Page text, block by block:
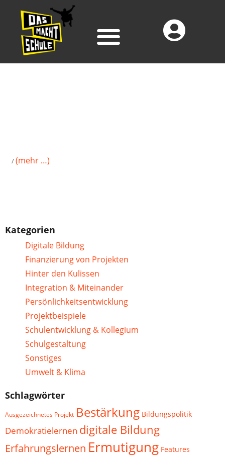
/(mehr …)
Kategorien
Digitale Bildung
Finanzierung von Projekten
Hinter den Kulissen
Integration & Miteinander
Persönlichkeitsentwicklung
Projektbeispiele
Schulentwicklung & Kollegium
Schulgestaltung
Sonstiges
Umwelt & Klima
Schlagwörter
Ausgezeichnetes Projekt Bestärkung Bildungspolitik
Demokratielernen digitale Bildung
Erfahrungslernen Ermutigung Features